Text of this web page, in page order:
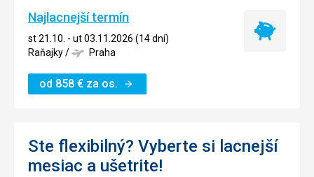
Najlacnejší termín
st 21.10. - ut 03.11.2026 (14 dní)
Raňajky/ Praha
od 858 € za os.
Najlacnejší
Ste flexibilný? Vyberte si lacnejší
mesiac a ušetrite!